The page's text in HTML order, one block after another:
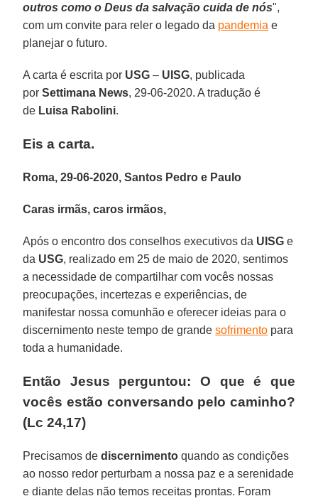
outros como o Deus da salvação cuida de nós",
com um convite para reler o legado da pandemia e
planejar o futuro.
A carta é escrita por USG – UISG, publicada
porSettimana News, 29-06-2020. A tradução é
de Luisa Rabolini.
Eis a carta.
Roma, 29-06-2020, Santos Pedro e Paulo
Caras irmãs, caros irmãos,
Após o encontro dos conselhos executivos da UISG e
da USG, realizado em 25 de maio de 2020, sentimos
a necessidade de compartilhar com vocês nossas
preocupações, incertezas e experiências, de
manifestar nossa comunhão e oferecer ideias para o
discernimento neste tempo de grandesofrimento para
toda a humanidade.
Então Jesus perguntou: O que é que
vocês estão conversando pelo caminho?
(Lc 24,17)
Precisamos dediscernimento quando as condições
ao nosso redor perturbam a nossa paz e a serenidade
e diante delas não temos receitas prontas. Foram